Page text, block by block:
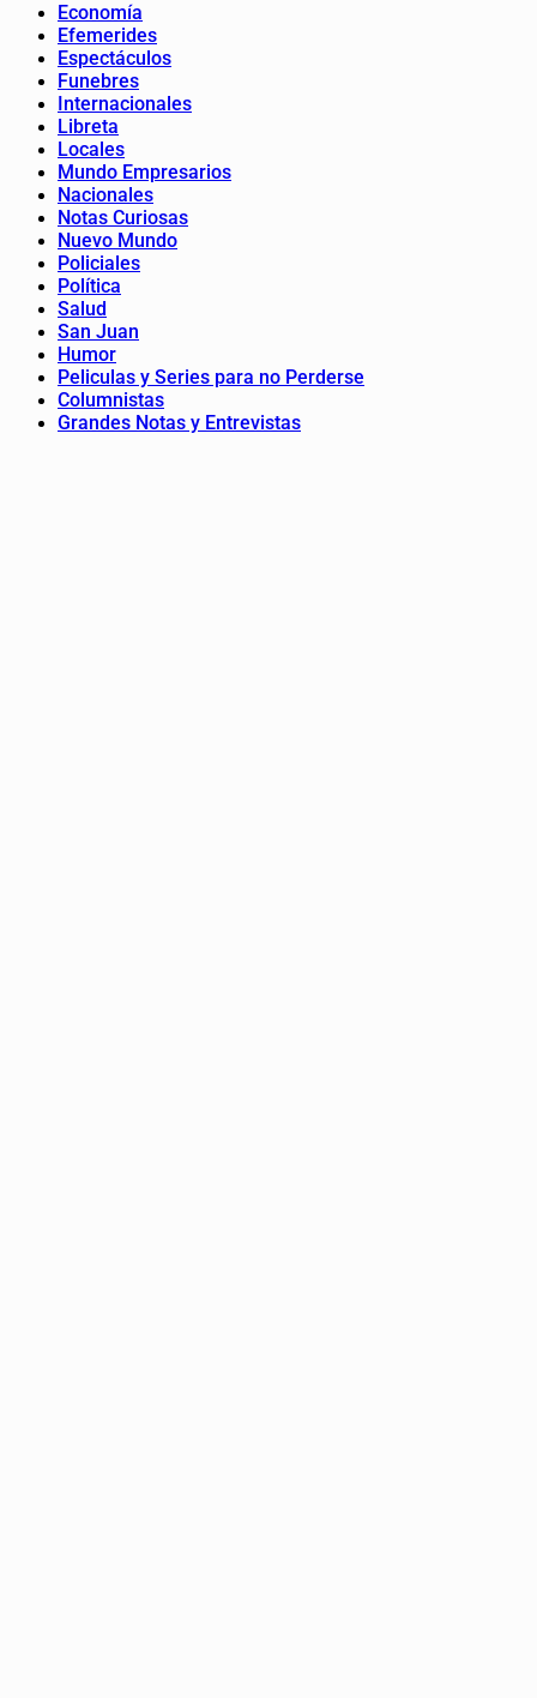
Economía
Efemerides
Espectáculos
Funebres
Internacionales
Libreta
Locales
Mundo Empresarios
Nacionales
Notas Curiosas
Nuevo Mundo
Policiales
Política
Salud
San Juan
Humor
Peliculas y Series para no Perderse
Columnistas
Grandes Notas y Entrevistas